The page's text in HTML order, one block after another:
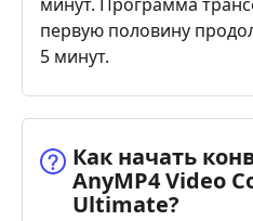
первую половину
5 минут.
Как начать
AnyMP4 Video
Ultimate?